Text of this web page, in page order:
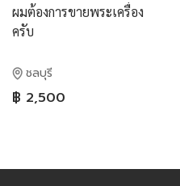
ผมต้องการขายพระเครื่อง
ครับ
ชลบุรี
฿ 2,500